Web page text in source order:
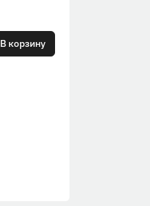
В корзину